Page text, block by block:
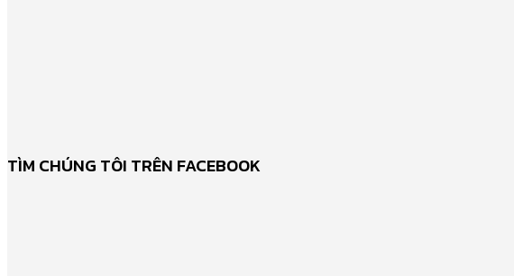
TÌM CHÚNG TÔI TRÊN FACEBOOK